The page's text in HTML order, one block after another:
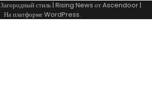
Загородный стиль| Rising News отAscendoor|
На платформеWordPress.